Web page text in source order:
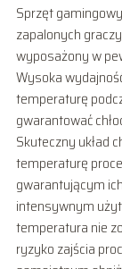
Sprzęt
zapalonych
wyposażony w
Wysoka
temperaturę
gwarantować
Skuteczny układ
temperaturę
gwarantującym
intensywnym
temperatura nie
ryzyko zajścia